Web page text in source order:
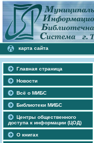
карта сайта
Главная страница
Новости
Всё о МИБС
Библиотеки МИБС
Центры общественного
доступа к информации (ЦОД)
О книгах